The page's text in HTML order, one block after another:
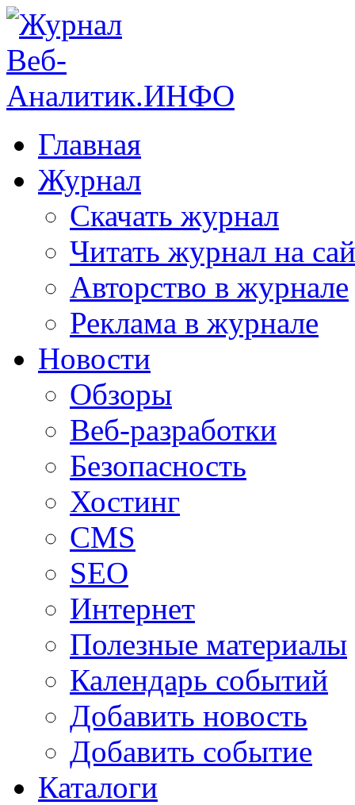
Главная
Журнал
Скачать журнал
Читать журнал на
Авторство в журнале
Реклама в журнале
Новости
Обзоры
Веб-разработки
Безопасность
Хостинг
CMS
SEO
Интернет
Полезные материалы
Календарь событий
Добавить новость
Добавить событие
Каталоги